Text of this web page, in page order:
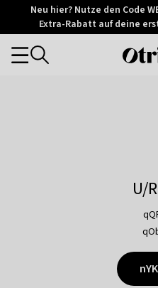
Otrium
Trustpilot
Neu hier? Nutze den Code
Extra-Rabatt auf deine
Categories
U/